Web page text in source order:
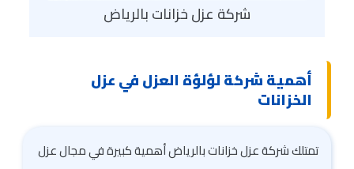
شركة عزل خزانات بالرياض
أهمية شركة لؤلؤة العزل في عزل
الخزانات
تمتلك شركة عزل خزانات بالرياض أهمية كبيرة في مجال عزل